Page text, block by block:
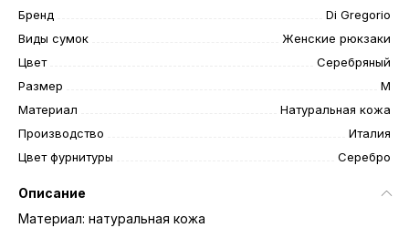
Бренд
Di Gregorio
Виды сумок
Женские рюкзаки
Цвет
Серебряный
Размер
M
Материал
Натуральная кожа
Производство
Италия
Цвет фурнитуры
Серебро
Описание
Материал: натуральная кожа